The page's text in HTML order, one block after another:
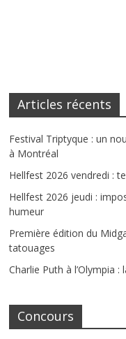
Articles récents
Festival Triptyque : un
à Montréal
Hellfest 2026 vendredi :
Hellfest 2026 jeudi :
humeur
Première édition du
tatouages
Charlie Puth à l’Olympia
Concours